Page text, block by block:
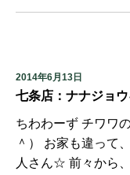
2014年6月13日
七条店：ナナジョ
ちわわーず チワワ
＾） お家も違って
人さん☆ 前々から